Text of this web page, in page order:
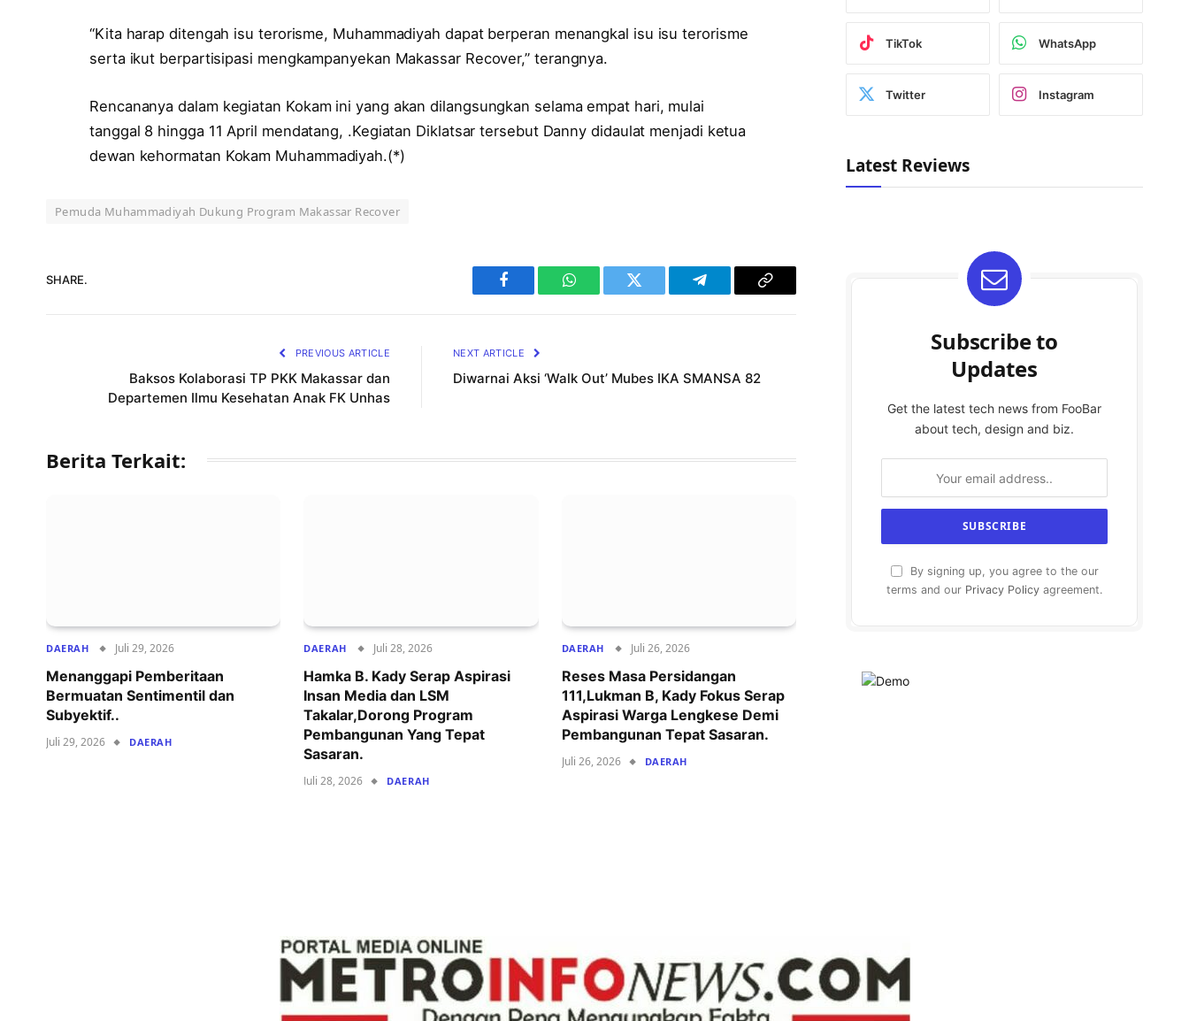
“Kita harap ditengah isu terorisme, Muhammadiyah dapat berperan menangkal isu isu terorisme
serta ikut berpartisipasi mengkampanyekan Makassar Recover,” terangnya.
Rencananya dalam kegiatan Kokam ini yang akan dilangsungkan selama empat hari, mulai
tanggal 8 hingga 11 April mendatang, .Kegiatan Diklatsar tersebut Danny didaulat menjadi ketua
dewan kehormatan Kokam Muhammadiyah.(*)
Pemuda Muhammadiyah Dukung Program Makassar Recover
SHARE.
Facebook WhatsAppTwitter Telegram Copy
PREVIOUS ARTICLE
Baksos Kolaborasi TP PKK Makassar dan
Departemen Ilmu Kesehatan Anak FK Unhas
NEXT ARTICLE
Diwarnai Aksi ‘Walk Out’ Mubes IKA SMANSA 82
Berita Terkait:
DAERAH Juli 29, 2026
Menanggapi Pemberitaan
Bermuatan Sentimentil dan
Subyektif..
Juli 29, 2026 DAERAH
DAERAH Juli 28, 2026
Hamka B. Kady Serap Aspirasi
Insan Media dan LSM
Takalar,Dorong Program
Pembangunan Yang Tepat
Sasaran.
Juli 28, 2026 DAERAH
DAERAH Juli 26, 2026
Reses Masa Persidangan
111,Lukman B, Kady Fokus Serap
Aspirasi Warga Lengkese Demi
Pembangunan Tepat Sasaran.
Juli 26, 2026 DAERAH
TikTok WhatsApp
Twitter Instagram
Latest Reviews
Subscribe to
Updates
Get the latest tech news from FooBar
about tech, design and biz.
By signing up, you agree to the our
terms and our Privacy Policy agreement.